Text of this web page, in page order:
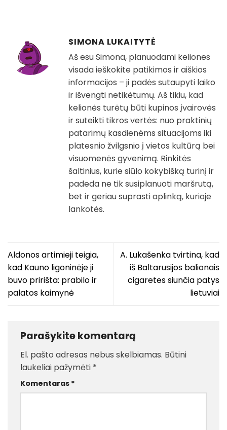
SIMONA LUKAITYTĖ
Aš esu Simona, planuodami keliones
visada ieškokite patikimos ir aiškios
informacijos – ji padės sutaupyti laiko
ir išvengti netikėtumų. Aš tikiu, kad
kelionės turėtų būti kupinos įvairovės
ir suteikti tikros vertės: nuo praktinių
patarimų kasdienėms situacijoms iki
platesnio žvilgsnio į vietos kultūrą bei
visuomenės gyvenimą. Rinkitės
šaltinius, kurie siūlo kokybišką turinį ir
padeda ne tik susiplanuoti maršrutą,
bet ir geriau suprasti aplinką, kurioje
lankotės.
Aldonos artimieji teigia,
kad Kauno ligoninėje ji
buvo pririšta: prabilo ir
palatos kaimynė
A. Lukašenka tvirtina, kad
iš Baltarusijos balionais
cigaretes siunčia patys
lietuviai
Parašykite komentarą
El. pašto adresas nebus skelbiamas. Būtini
laukeliai pažymėti *
Komentaras *